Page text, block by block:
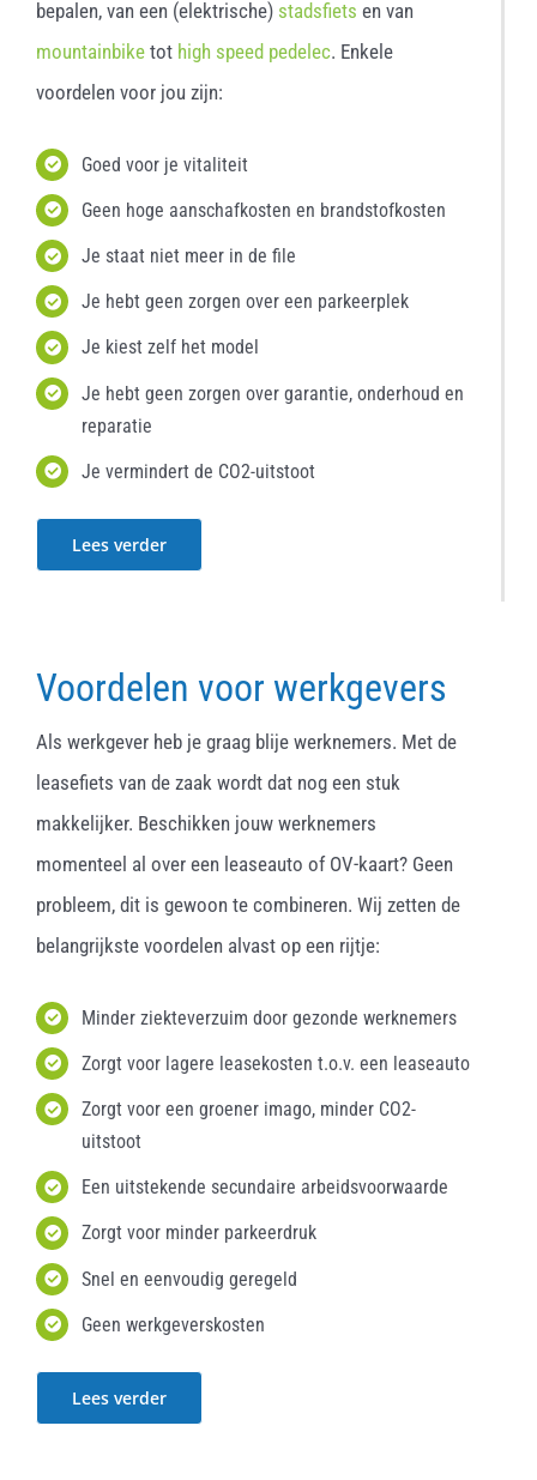
bepalen, van een (elektrische) stadsfiets en van
mountainbiketot high speed pedelec. Enkele
voordelen voor jou zijn:
Goed voor je vitaliteit
Geen hoge aanschafkosten en brandstofkosten
Je staat niet meer in de file
Je hebt geen zorgen over een parkeerplek
Je kiest zelf het model
Je hebt geen zorgen over garantie, onderhoud en
reparatie
Je vermindert de CO2-uitstoot
Lees verder
Voordelen voor werkgevers
Als werkgever heb je graag blije werknemers. Met de
leasefiets van de zaak wordt dat nog een stuk
makkelijker. Beschikken jouw werknemers
momenteel al over een leaseauto of OV-kaart? Geen
probleem, dit is gewoon te combineren. Wij zetten de
belangrijkste voordelen alvast op een rijtje:
Minder ziekteverzuim door gezonde werknemers
Zorgt voor lagere leasekosten t.o.v. een leaseauto
Zorgt voor een groener imago, minder CO2-
uitstoot
Een uitstekende secundaire arbeidsvoorwaarde
Zorgt voor minder parkeerdruk
Snel en eenvoudig geregeld
Geen werkgeverskosten
Lees verder